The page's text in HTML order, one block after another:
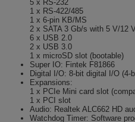
5 x RS-232
1 x RS-422/485
1 x 6-pin KB/MS
2 x SATA 3 Gb/s with 5 V/12
6 x USB 2.0
2 x USB 3.0
1 x microSD slot (bootable)
Super IO: Fintek F81866
Digital I/O: 8-bit digital I/O (4-
Expansions:
1 x PCIe Mini card slot
1 x PCI slot
Audio: Realtek ALC662 HD
Watchdog Timer: Software